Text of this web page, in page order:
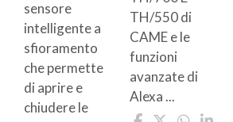
sensore
intelligente a
sfioramento
che permette
di aprire e
chiudere le
TH/550 di
CAME e le
funzioni
avanzate di
Alexa ...